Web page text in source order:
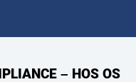
– HOS OS